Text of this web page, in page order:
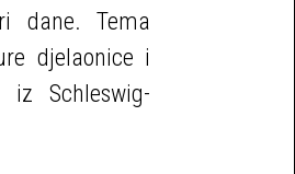
dane. Tema
djelaonice i
iz Schleswig-